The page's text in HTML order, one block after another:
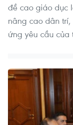
đề cao giáo dục
nâng cao dân
ứng yêu cầu của